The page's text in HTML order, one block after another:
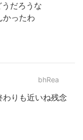
だろうな
かったわ
bhRea
りも近いね残念